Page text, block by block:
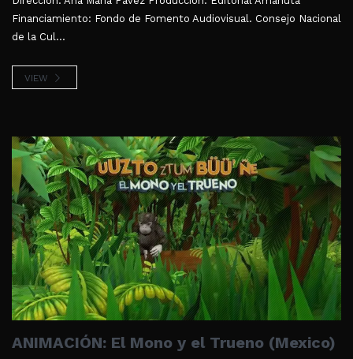
Financiamiento: Fondo de Fomento Audiovisual. Consejo Nacional
de la Cul...
VIEW
ANIMACIÓN: El Mono y el Trueno (Mexico)